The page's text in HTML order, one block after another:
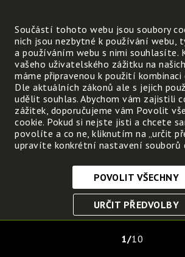
1 10
Součástí tohoto webu jsou soubory
nich jsou nezbytné k používání webu,
a používáním webu s nimi souhlasíte.
vašeho uživatelského zážitku na
máme připravenou k použití kombinaci
Dle aktuálních zákonů ale s jejich
udělit souhlas. Abychom vám zajistili
zážitek, doporučujeme vám Povolit
cookie. Pokud si nejste jisti a chcete
povolíte a co ne, kliknutím na „určit
upravíte konkrétní nastavení souborů
Nezbytně nutné cookies
Tyto soubory cookie jsou nezbytné,
funkce. Bez těchto cookies by webové
POVOLIT VŠECHNY
URČIT PŘEDVOLBY